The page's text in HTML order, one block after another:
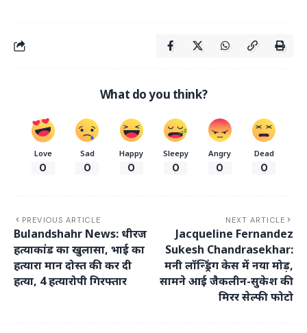
What do you think?
Love
0
Sad
0
Happy
0
Sleepy
0
Angry
0
Dead
0
PREVIOUS ARTICLE
Bulandshahr News: धीरज
हत्याकांड का खुलासा, भाई का
हत्यारा मान दोस्त की कर दी
हत्या, 4 हत्यारोपी गिरफ्तार
NEXT ARTICLE
Jacqueline Fernandez
Sukesh Chandrasekhar:
मनी लॉन्ड्रिंग केस में नया मोड़,
सामने आई जैकलीन-सुकेश की
मिरर सेल्फी फोटो